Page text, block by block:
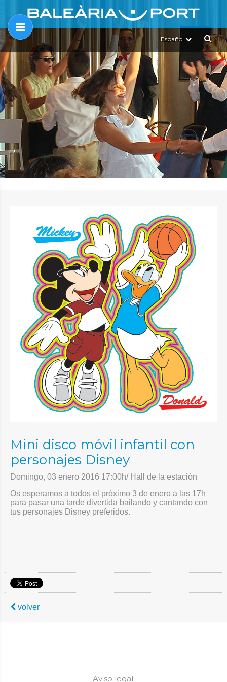
Español
Mini disco móvil infantil con
personajes Disney
Domingo, 03 enero 2016 17:00h/ Hall de la estación
Os esperamos a todos el próximo 3 de enero a las 17h
para pasar una tarde divertida bailando y cantando con
tus personajes Disney preferidos.
volver
Aviso legal